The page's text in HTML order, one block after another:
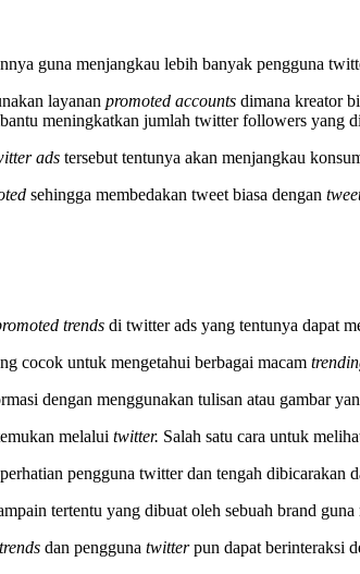
guna menjangkau lebih banyak pengguna
layananpromoted accountsdimana kreator
meningkatkan jumlah twitter followers yang
adstersebut tentunya akan menjangkau
sehingga membedakan tweet biasa dengan
trends di twitter ads yang tentunya dapat
cocok untuk mengetahui berbagai macam
dengan menggunakan tulisan atau gambar
melaluitwitter. Salah satu cara untuk
pengguna twitter dan tengah dibicarakan
tertentu yang dibuat oleh sebuah brand
dan pengguna twitterpun dapat berinteraksi